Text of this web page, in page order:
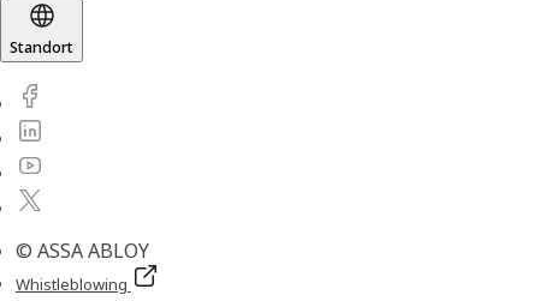
Standort
© ASSA ABLOY
Whistleblowing